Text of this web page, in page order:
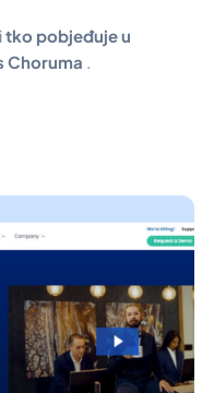
tko pobjeđuje u
Choruma .